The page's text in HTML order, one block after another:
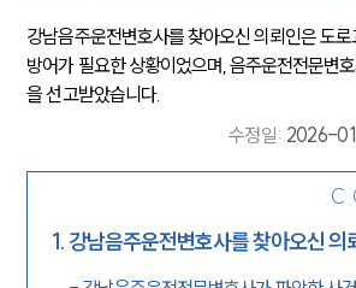
강남음주운전변호사를 찾아오신 의뢰인은 도
방어가 필요한 상황이었으며, 음주운전전문변
을 선고받았습니다.
수정일: 2026-
1. 강남음주운전변호사를 찾아오신 의